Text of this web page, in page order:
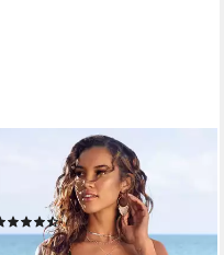
Bügel-Bikini-Top Adele, mit
trendigen Details
(285)
44,99 €